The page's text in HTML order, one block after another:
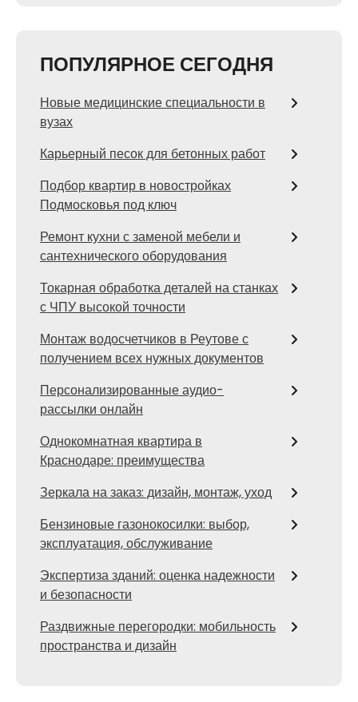
ПОПУЛЯРНОЕ СЕГОДНЯ
Новые медицинские специальности в
вузах
Карьерный песок для бетонных работ
Подбор квартир в новостройках
Подмосковья под ключ
Ремонт кухни с заменой мебели и
сантехнического оборудования
Токарная обработка деталей на станках
с ЧПУ высокой точности
Монтаж водосчетчиков в Реутове с
получением всех нужных документов
Персонализированные аудио-
рассылки онлайн
Однокомнатная квартира в
Краснодаре: преимущества
Зеркала на заказ: дизайн, монтаж, уход
Бензиновые газонокосилки: выбор,
эксплуатация, обслуживание
Экспертиза зданий: оценка надежности
и безопасности
Раздвижные перегородки: мобильность
пространства и дизайн